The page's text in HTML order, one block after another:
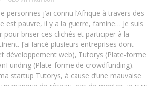
personnes j’ai connu l’Afrique à travers des
est pauvre, il y a la guerre, famine… Je suis
pour briser ces clichés et participer à la
J’ai lancé plusieurs entreprises dont
développement web), Tutorys (Plate-forme
(Plate-forme de crowdfunding).
startup Tutorys, à cause d’une mauvaise